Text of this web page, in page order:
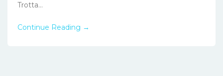
Trotta...
Continue Reading →